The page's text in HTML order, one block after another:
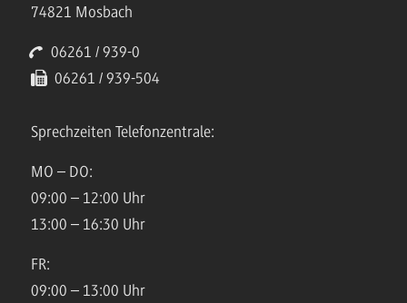
74821 Mosbach
06261 / 939-0
06261 / 939-504
Sprechzeiten Telefonzentrale:
MO – DO:
09:00 – 12:00 Uhr
13:00 – 16:30 Uhr
FR:
09:00 – 13:00 Uhr